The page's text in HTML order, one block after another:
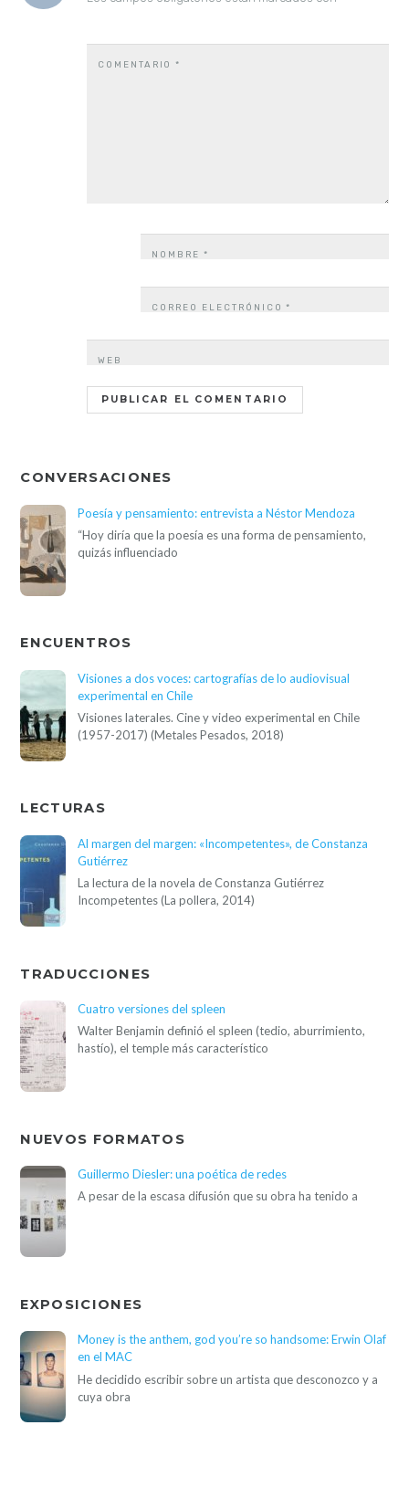
COMENTARIO*
NOMBRE*
CORREO ELECTRÓNICO*
WEB
CONVERSACIONES
Poesía y pensamiento: entrevista a Néstor Mendoza
“Hoy diría que la poesía es una forma de pensamiento,
quizás influenciado
ENCUENTROS
Visiones a dos voces: cartografías de lo audiovisual
experimental en Chile
Visiones laterales. Cine y video experimental en Chile
(1957-2017) (Metales Pesados, 2018)
LECTURAS
Al margen del margen: «Incompetentes», de Constanza
Gutiérrez
La lectura de la novela de Constanza Gutiérrez
Incompetentes (La pollera, 2014)
TRADUCCIONES
Cuatro versiones del spleen
Walter Benjamin definió el spleen (tedio, aburrimiento,
hastío), el temple más característico
NUEVOS FORMATOS
Guillermo Diesler: una poética de redes
A pesar de la escasa difusión que su obra ha tenido a
EXPOSICIONES
Money is the anthem, god you’re so handsome: Erwin Olaf
en el MAC
He decidido escribir sobre un artista que desconozco y a
cuya obra